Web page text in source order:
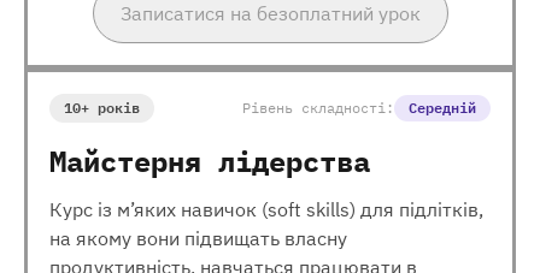
Записатися на безоплатний урок
10+ років Рівень складності: Середній
Майстерня лідерства
Курс із м’яких навичок (soft skills) для підлітків,
на якому вони підвищать власну
продуктивність, навчаться працювати в